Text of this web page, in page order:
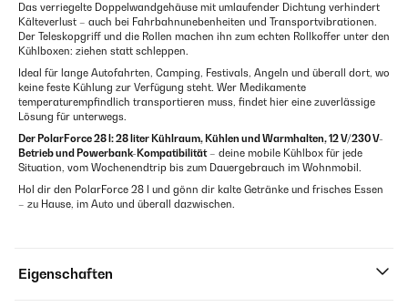
Das verriegelte Doppelwandgehäuse mit umlaufender Dichtung verhindert
Kälteverlust – auch bei Fahrbahnunebenheiten und Transportvibrationen.
Der Teleskopgriff und die Rollen machen ihn zum echten Rollkoffer unter den
Kühlboxen: ziehen statt schleppen.
Ideal für lange Autofahrten, Camping, Festivals, Angeln und überall dort, wo
keine feste Kühlung zur Verfügung steht. Wer Medikamente
temperaturempfindlich transportieren muss, findet hier eine zuverlässige
Lösung für unterwegs.
Der PolarForce 28 l: 28 liter Kühlraum, Kühlen und Warmhalten, 12 V/230 V-
Betrieb und Powerbank-Kompatibilität– deine mobile Kühlbox für jede
Situation, vom Wochenendtrip bis zum Dauergebrauch im Wohnmobil.
Hol dir den PolarForce 28 l und gönn dir kalte Getränke und frisches Essen
– zu Hause, im Auto und überall dazwischen.
Eigenschaften